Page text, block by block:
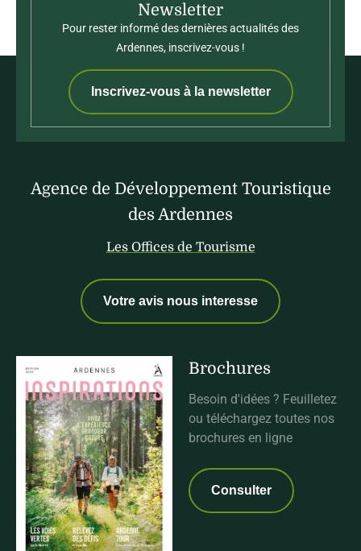
Newsletter
Pour rester informé des dernières actualités des
Ardennes, inscrivez-vous !
Inscrivez-vous à la newsletter
Agence de Développement Touristique
des Ardennes
Les Offices de Tourisme
Votre avis nous interesse
Brochures
Besoin d'idées ? Feuilletez
ou téléchargez toutes nos
brochures en ligne
Consulter